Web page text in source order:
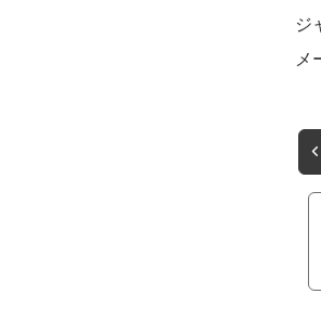
ジ
メ